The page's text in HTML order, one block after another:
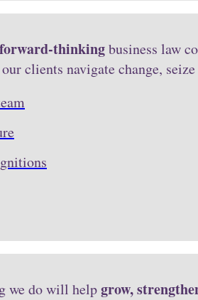
forward-thinkingbusiness law
clients navigate change,
we do will helpgrow,